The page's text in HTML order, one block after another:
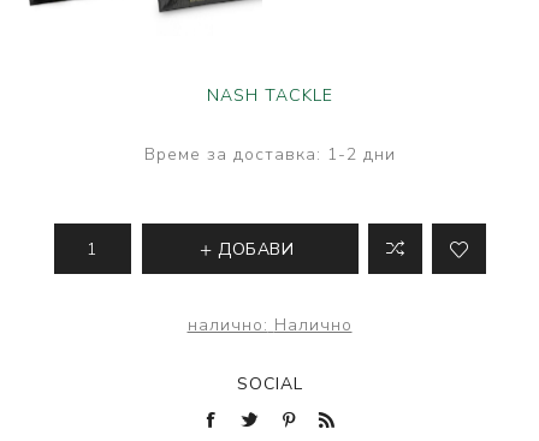
NASH TACKLE
Време за доставка: 1-2 дни
ДОБАВИ
налично: Налично
SOCIAL